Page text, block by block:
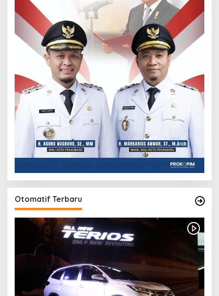
Otomatif Terbaru